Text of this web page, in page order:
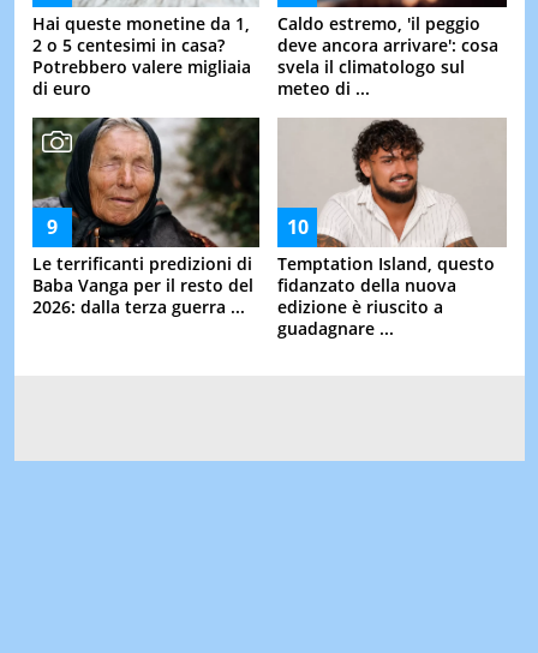
Hai queste monetine da 1,
2 o 5 centesimi in casa?
Potrebbero valere migliaia
di euro
Caldo estremo, 'il peggio
deve ancora arrivare': cosa
svela il climatologo sul
meteo di ...
Le terrificanti predizioni di
Baba Vanga per il resto del
2026: dalla terza guerra ...
Temptation Island, questo
fidanzato della nuova
edizione è riuscito a
guadagnare ...